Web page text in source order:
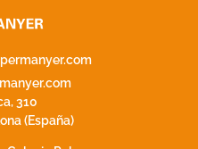
310
(España)